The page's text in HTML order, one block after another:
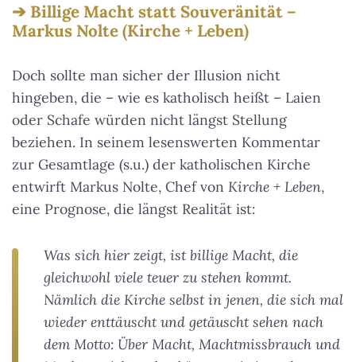
Billige Macht statt Souveränität –
Markus Nolte (Kirche + Leben)
Doch sollte man sicher der Illusion nicht
hingeben, die – wie es katholisch heißt – Laien
oder Schafe würden nicht längst Stellung
beziehen. In seinem lesenswerten Kommentar
zur Gesamtlage (s.u.) der katholischen Kirche
entwirft Markus Nolte, Chef von Kirche + Leben,
eine Prognose, die längst Realität ist:
Was sich hier zeigt, ist billige Macht, die
gleichwohl viele teuer zu stehen kommt.
Nämlich die Kirche selbst in jenen, die sich mal
wieder enttäuscht und getäuscht sehen nach
dem Motto: Über Macht, Machtmissbrauch und